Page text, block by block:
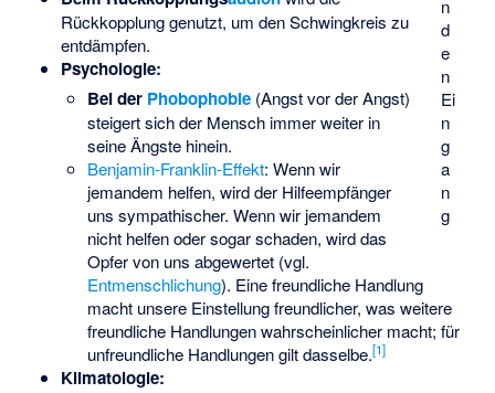
n
d
e
n
Ei
n
g
a
n
g
Rückkopplung genutzt, um den Schwingkreis zu
entdämpfen.
Psychologie:
Bei der Phobophobie (Angst vor der Angst)
steigert sich der Mensch immer weiter in
seine Ängste hinein.
Benjamin-Franklin-Effekt: Wenn wir
jemandem helfen, wird der Hilfeempfänger
uns sympathischer. Wenn wir jemandem
nicht helfen oder sogar schaden, wird das
Opfer von uns abgewertet (vgl.
Entmenschlichung). Eine freundliche Handlung
macht unsere Einstellung freundlicher, was weitere
freundliche Handlungen wahrscheinlicher macht; für
unfreundliche Handlungen gilt dasselbe.[1]
Klimatologie: